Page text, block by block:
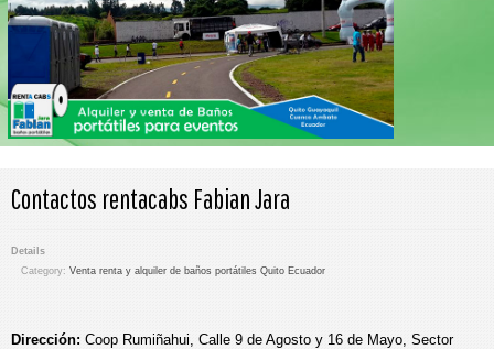
Contactos rentacabs Fabian Jara
Details
Category: Venta renta y alquiler de baños portátiles Quito Ecuador
Dirección: Coop Rumiñahui, Calle 9 de Agosto y 16 de Mayo, Sector